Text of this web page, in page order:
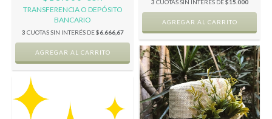
TRANSFERENCIA O DEPÓSITO
BANCARIO
3 CUOTAS SIN INTERÉS DE$6.666,67
3 CUOTAS SIN INTERÉS DE$15.000